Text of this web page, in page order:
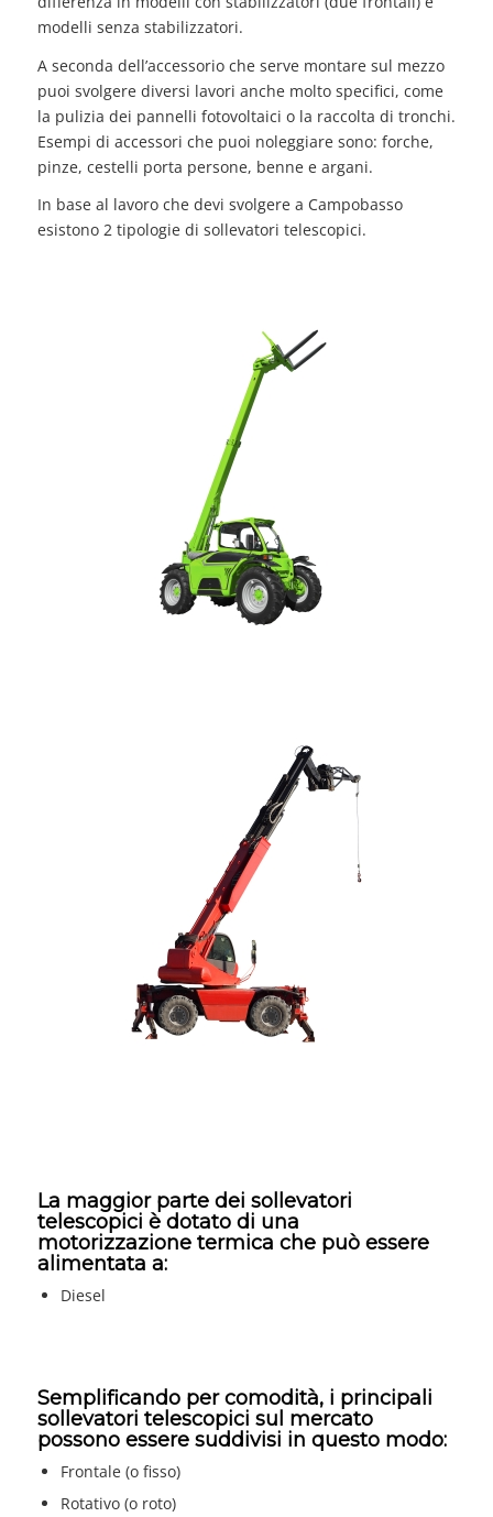
modelli senza stabilizzatori.
A seconda dell’accessorio che serve montare sul mezzo
puoi svolgere diversi lavori anche molto specifici, come
la pulizia dei pannelli fotovoltaici o la raccolta di tronchi.
Esempi di accessori che puoi noleggiare sono: forche,
pinze, cestelli porta persone, benne e argani.
In base al lavoro che devi svolgere a Campobasso
esistono 2 tipologie di sollevatori telescopici.
La maggior parte dei sollevatori
telescopici è dotato di una
motorizzazione termica che può essere
alimentata a:
Diesel
Semplificando per comodità, i principali
sollevatori telescopici sul mercato
possono essere suddivisi in questo modo:
Frontale (o fisso)
Rotativo (o roto)